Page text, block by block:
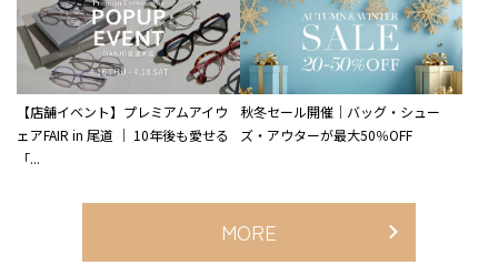
【店舗イベント】プレミアムアイウ
ェアFAIR in 尾道 ｜ 10年後も愛せる
「...
秋冬セール開催｜バッグ・シュー
ズ・アウターが最大50％OFF
MORE